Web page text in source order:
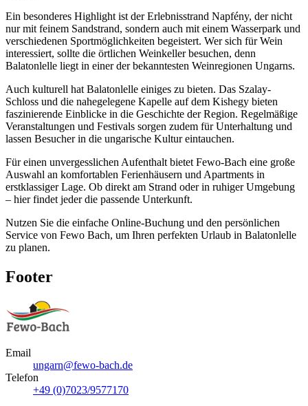
Ein besonderes Highlight ist der Erlebnisstrand Napfény, der nicht
nur mit feinem Sandstrand, sondern auch mit einem Wasserpark und
verschiedenen Sportmöglichkeiten begeistert. Wer sich für Wein
interessiert, sollte die örtlichen Weinkeller besuchen, denn
Balatonlelle liegt in einer der bekanntesten Weinregionen Ungarns.
Auch kulturell hat Balatonlelle einiges zu bieten. Das Szalay-
Schloss und die nahegelegene Kapelle auf dem Kishegy bieten
faszinierende Einblicke in die Geschichte der Region. Regelmäßige
Veranstaltungen und Festivals sorgen zudem für Unterhaltung und
lassen Besucher in die ungarische Kultur eintauchen.
Für einen unvergesslichen Aufenthalt bietet Fewo-Bach eine große
Auswahl an komfortablen Ferienhäusern und Apartments in
erstklassiger Lage. Ob direkt am Strand oder in ruhiger Umgebung
– hier findet jeder die passende Unterkunft.
Nutzen Sie die einfache Online-Buchung und den persönlichen
Service von Fewo Bach, um Ihren perfekten Urlaub in Balatonlelle
zu planen.
Footer
Email
ungarn@fewo-bach.de
Telefon
+49 (0)7023/9577170